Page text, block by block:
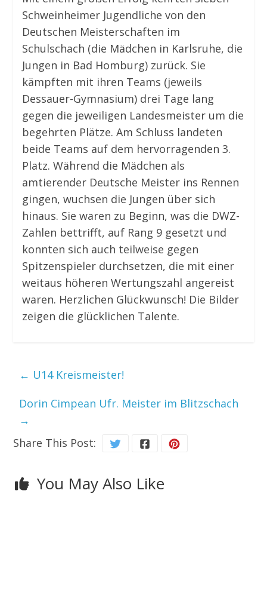
Schweinheimer Jugendliche von den
Deutschen Meisterschaften im
Schulschach (die Mädchen in Karlsruhe, die
Jungen in Bad Homburg) zurück. Sie
kämpften mit ihren Teams (jeweils
Dessauer-Gymnasium) drei Tage lang
gegen die jeweiligen Landesmeister um die
begehrten Plätze. Am Schluss landeten
beide Teams auf dem hervorragenden 3.
Platz. Während die Mädchen als
amtierender Deutsche Meister ins Rennen
gingen, wuchsen die Jungen über sich
hinaus. Sie waren zu Beginn, was die DWZ-
Zahlen bettrifft, auf Rang 9 gesetzt und
konnten sich auch teilweise gegen
Spitzenspieler durchsetzen, die mit einer
weitaus höheren Wertungszahl angereist
waren. Herzlichen Glückwunsch! Die Bilder
zeigen die glücklichen Talente.
← U14 Kreismeister!
Dorin Cimpean Ufr. Meister im Blitzschach
→
Share This Post:
You May Also Like